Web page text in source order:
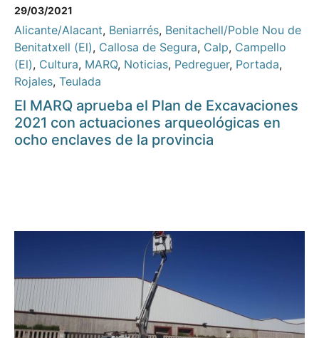
29/03/2021
Alicante/Alacant, Beniarrés, Benitachell/Poble Nou de
Benitatxell (El), Callosa de Segura, Calp, Campello
(El), Cultura, MARQ, Noticias, Pedreguer, Portada,
Rojales, Teulada
El MARQ aprueba el Plan de Excavaciones
2021 con actuaciones arqueológicas en
ocho enclaves de la provincia